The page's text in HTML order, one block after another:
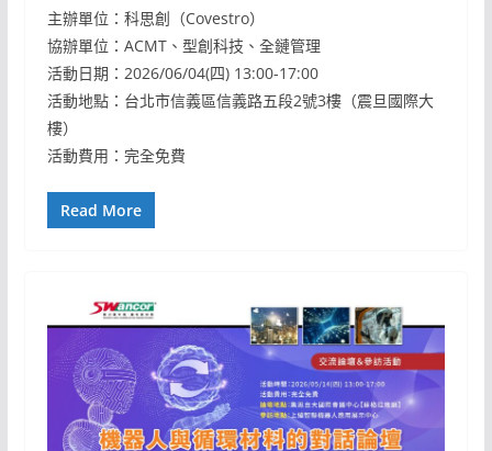
主辦單位：科思創（Covestro）
協辦單位：ACMT、型創科技、全鏈管理
活動日期：2026/06/04(四) 13:00-17:00
活動地點：台北市信義區信義路五段2號3樓（震旦國際大
樓）
活動費用：完全免費
Read More